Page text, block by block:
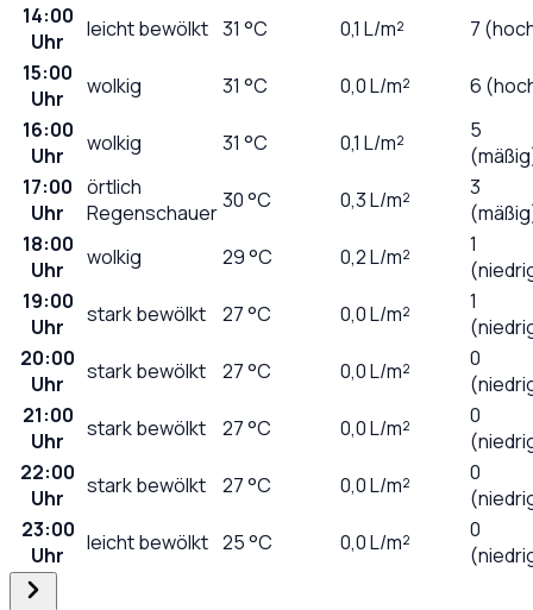
14:00
Uhr
leicht bewölkt 31 °C 0,1 L/m²
7
15:00
Uhr
wolkig 31 °C 0,0L/m²
6
16:00
Uhr
wolkig 31 °C 0,1 L/m²
5
17:00
Uhr
örtlich
Regenschauer30°C 0,3L/m²
3
18:00
Uhr
wolkig 29°C 0,2L/m²
1
19:00
Uhr
stark bewölkt 27°C 0,0L/m²
1
20:00
Uhr
stark bewölkt 27°C 0,0L/m²
0
21:00
Uhr
stark bewölkt 27°C 0,0L/m²
0
22:00
Uhr
stark bewölkt 27°C 0,0L/m²
0
23:00
Uhr
leicht bewölkt 25°C 0,0L/m²
0